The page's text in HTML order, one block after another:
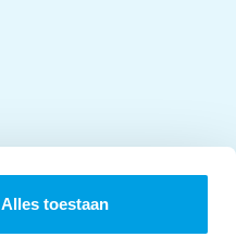
Alles toestaan